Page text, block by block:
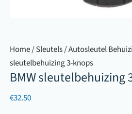
Home/Sleutels/Autosleutel
sleutelbehuizing 3-knops
BMW sleutelbehuizing
€32.50